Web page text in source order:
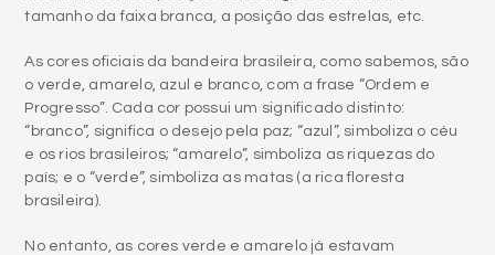
o verde, amarelo, azul e branco, com a frase “Ordem e
“branco”, significa o desejo pela paz; “azul”, simboliza o céu
e os rios brasileiros; “amarelo”, simboliza as riquezas do
país; e o “verde”, simboliza as matas (a rica floresta
brasileira).
No entanto, as cores verde e amarelo já estavam
presentes na antiga bandeira brasileira imperial. O verde
amarelo, a Casa dos Habsburgos, de Dona Leopoldina.